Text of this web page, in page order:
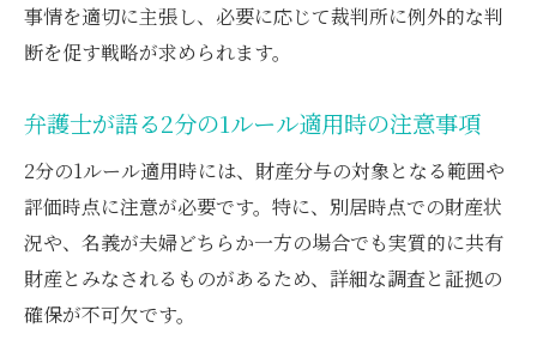
事情を適切に主張し、必要に応じて裁判所に例外的な判
断を促す戦略が求められます。
弁護士が語る2分の1ルール適用時の注意事項
2分の1ルール適用時には、財産分与の対象となる範囲や
評価時点に注意が必要です。特に、別居時点での財産状
況や、名義が夫婦どちらか一方の場合でも実質的に共有
財産とみなされるものがあるため、詳細な調査と証拠の
確保が不可欠です。